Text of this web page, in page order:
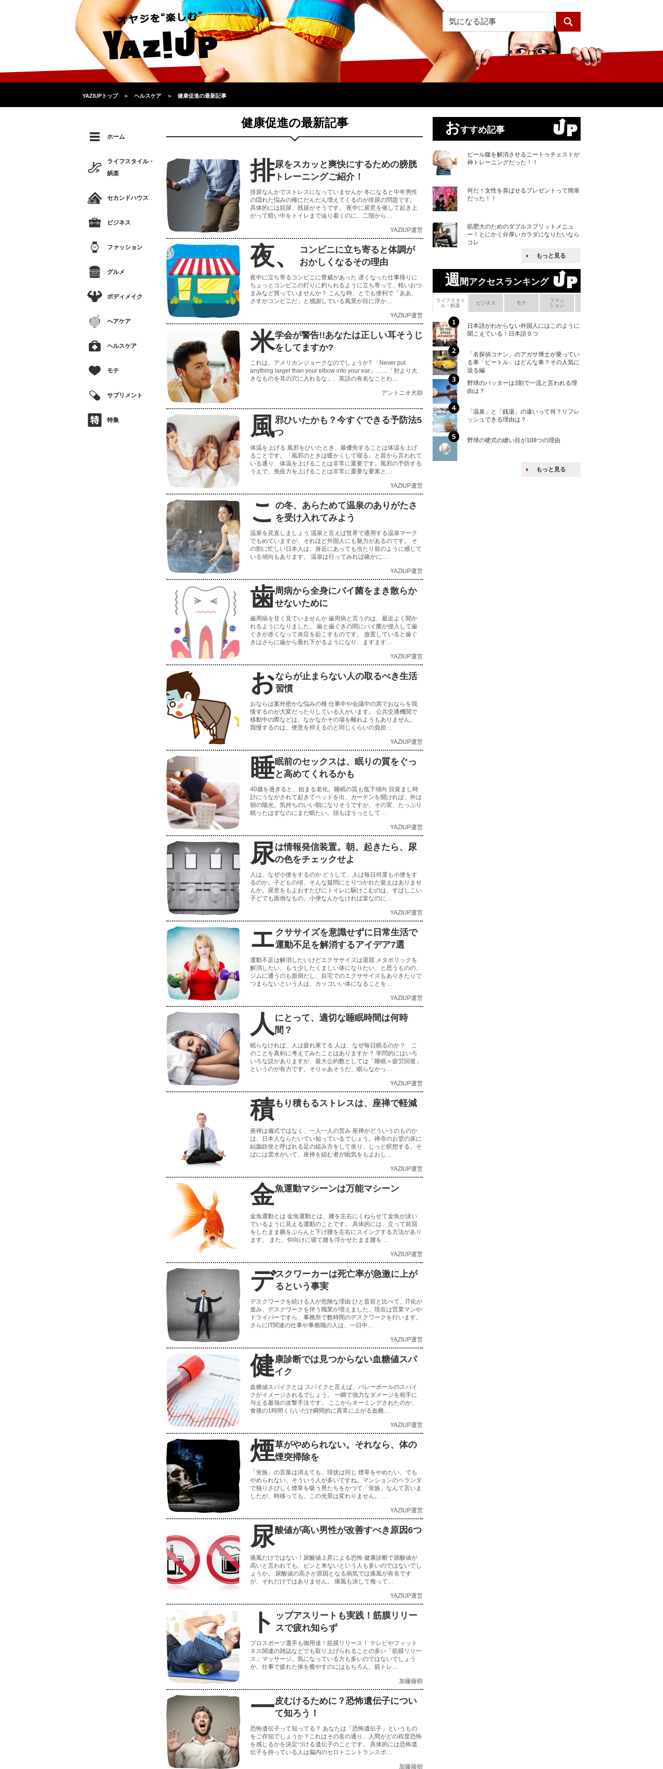
YAZIUPトップ ＞ ヘルスケア ＞ 健康促進の最新記事
健康促進の最新記事
排尿をスカッと爽快にするための膀胱
トレーニングご紹介！
排尿なんかでストレスになっていませんか 冬になると中年男性
の隠れた悩みの種にだんだん増えてくるのが排尿の問題です。
具体的には頻尿、残尿がそうです。 夜中に尿意を催して起き上
がって暗い中をトイレまで辿り着くのに、二階から…
YAZIUP運営
夜、
コンビニに立ち寄ると体調が
おかしくなるその理由
夜中に立ち寄るコンビニに脅威があった 遅くなった仕事帰りに
ちょっとコンビニの灯りに釣られるように立ち寄って、軽いおつ
まみなど買っていませんか？ こんな時、とても便利で「ああ、
さすがコンビニだ」と感謝している風景が目に浮か…
YAZIUP運営
米学会が警告!!あなたは正しい耳そうじ
をしてますか?
これは、アメリカンジョークなのでしょうか? 「Never put
anything larger than your elbow into your ear」……「肘より大
きなものを耳の穴に入れるな」、英語の有名なことわ…
アントニオ犬助
風邪ひいたかも？今すぐできる予防法5
つ
体温を上げる 風邪をひいたとき、最優先することは体温を上げ
ることです。「風邪のときは暖かくして寝る」と昔から言われて
いる通り、体温を上げることは非常に重要です。風邪の予防する
うえで、免疫力を上げることは非常に重要な要素と…
YAZIUP運営
こ の冬、あらためて温泉のありがたさ
を受け入れてみよう
温泉を見直しましょう 温泉と言えば世界で通用する温泉マーク
でもめていますが、それほど外国人にも魅力があるのです。 そ
の割に忙しい日本人は、身近にあっても当たり前のように感じて
いる傾向もあります。 温泉は行ってみれば確かに…
YAZIUP運営
歯周病から全身にバイ菌をまき散らか
せないために
歯周病を甘く見ていませんか 歯周病と言うのは、最近よく聞か
れるようになりました。 歯と歯ぐきの間にバイ菌が侵入して歯
ぐきが赤くなって炎症を起こすものです。 放置していると歯ぐ
きはさらに歯から垂れ下がるようになり、ますます…
YAZIUP運営
おならが止まらない人の取るべき生活
習慣
おならは案外密かな悩みの種 仕事中や会議中の席でおならを我
慢するのが大変だったりしている人がいます。 公共交通機関で
移動中の際などは、なかなかその場を離れようもありません。
我慢するのは、便意を抑えるのと同じくらいの負担…
YAZIUP運営
睡眠前のセックスは、眠りの質をぐっ
と高めてくれるかも
40歳を過ぎると、始まる老化。睡眠の質も低下傾向 目覚まし時
計にうながされて起きてベッドを出、カーテンを開ければ、外は
朝の陽光。気持ちのいい朝になりそうですが、その実、たっぷり
眠ったはずなのにまだ眠たい。頭もぼうっとして…
YAZIUP運営
尿は情報発信装置。朝、起きたら、尿
の色をチェックせよ
人は、なぜ小便をするのか どうして、人は毎日何度も小便をす
るのか。子どもの頃、そんな疑問にとりつかれた覚えはありませ
んか。尿意をもよおすたびにトイレに駆けこむのは、すばしこい
子どでも面倒なもの。小便なんかなければ楽なのに…
YAZIUP運営
エクササイズを意識せずに日常生活で
運動不足を解消するアイデア7選
運動不足は解消したいけどエクササイズは退屈 メタボリックを
解消したい、もう少したくましい体になりたい、と思うものの、
ジムに通うのも面倒だし、自宅でのエクササイズもありきたりで
つまらないという人は、カッコいい体になることを…
YAZIUP運営
人 にとって、適切な睡眠時間は何時
間？
眠らなければ、人は疲れ果てる 人は、なぜ毎日眠るのか？ こ
のことを真剣に考えてみたことはありますか？ 学問的にはいろ
いろな説がありますが、最大公約数としては「睡眠＝疲労回復」
というのが有力です。そりゃあそうだ、眠らなかっ…
YAZIUP運営
積もり積もるストレスは、座禅で軽減
座禅は儀式ではなく、一人一人の営み 座禅がどういうのものか
は、日本人ならたいてい知っているでしょう。禅寺のお堂の床に
結跏趺坐と呼ばれる足の組み方をして坐り、じっと瞑想する。そ
ばには雲水がいて、座禅を組む者が眠気をもよおし…
YAZIUP運営
金魚運動マシーンは万能マシーン
金魚運動とは 金魚運動とは、腰を左右にくねらせて金魚が泳い
でいるように見える運動のことです。 具体的には、立って前屈
をしたまま腕をぶらんと下げ腰を左右にスイングする方法があり
ます。 また、仰向けに寝て腰を浮かせたまま腰を…
YAZIUP運営
デスクワーカーは死亡率が急激に上が
るという事実
デスクワークを続ける人が危険な理由 ひと昔前と比べて、IT化が
進み、デスクワークを伴う職業が増えました。現在は営業マンや
ドライバーですら、事務所で数時間のデスクワークを行います。
さらにIT関連の仕事や事務職の人は、一日中…
YAZIUP運営
健康診断では見つからない血糖値スパ
イク
血糖値スパイクとは スパイクと言えば、バレーボールのスパイ
クがイメージされるでしょう。 一瞬で強力なダメージを相手に
与える最強の攻撃手法です。 ここからネーミングされたのか、
食後の1時間くらいだけ瞬間的に異常に上がる血糖…
YAZIUP運営
煙草がやめられない。それなら、体の
煙突掃除を
「蛍族」の言葉は消えても、現状は同じ 煙草をやめたい、でも
やめられない。そういう人が多いですね。マンションのベランダ
で独りさびしく煙草を吸う男たちをかつて「蛍族」なんて言いま
したが、時移っても、この光景は変わりません。 …
YAZIUP運営
尿酸値が高い男性が改善すべき原因6つ
痛風だけではない！尿酸値上昇による恐怖 健康診断で尿酸値が
高いと言われても、ピンと来ないという人も多いのではないでし
ょうか。 尿酸値の高さが原因となる病気では痛風が有名です
が、それだけではありません。 痛風も決して侮って…
YAZIUP運営
ト
ップアスリートも実践！筋膜リリー
スで疲れ知らず
プロスポーツ選手も御用達！筋膜リリース！ テレビやフィット
ネス関連の雑誌などでも取り上げられることの多い「筋膜リリー
ス」マッサージ。気になっている方も多いのではないでしょう
か。仕事で疲れた体を癒やすのにはもちろん、筋トレ…
加藤薩樹
一皮むけるために？恐怖遺伝子につい
て知ろう！
恐怖遺伝子って知ってる？ あなたは「恐怖遺伝子」というもの
をご存知でしょうか？これはその名の通り、人間がどの程度恐怖
を感じるかを決定づける遺伝子のことです。 具体的には恐怖遺
伝子を持っている人は脳内のセロトニントランスポ…
加藤薩樹
ホーム
ライフスタイル・
娯楽
セカンドハウス
ビジネス
ファッション
グルメ
ボディメイク
ヘアケア
ヘルスケア
モテ
サプリメント
特集
おすすめ記事
ビール腹を解消させるニートゥチェストが
神トレーニングだった！！
何だ！女性を喜ばせるプレゼントって簡単
だった！！
筋肥大のためのダブルスプリットメニュ
ー！とにかく分厚いカラダになりたいなら
コレ
もっと見る
週間アクセスランキング
ライフスタイ
ル・娯楽
ビジネス モテ
ファッ
ション
日本語がわからない外国人にはこのように
聞こえている！日本語９つ
「名探偵コナン」のアガサ博士が乗ってい
る車「ビートル」はどんな車？その人気に
迫る編
野球のバッターは3割で一流と言われる理
由は？
「温泉」と「銭湯」の違いって何？リフレ
ッシュできる理由は？
野球の硬式の縫い目が108つの理由
もっと見る